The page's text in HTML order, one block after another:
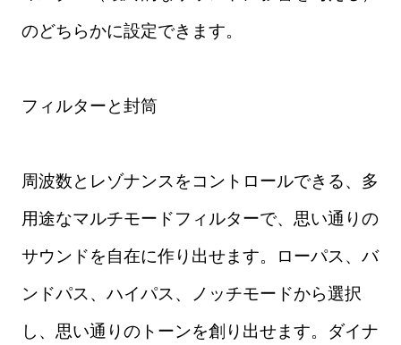
のどちらかに設定できます。
フィルターと封筒
周波数とレゾナンスをコントロールできる、多
用途なマルチモードフィルターで、思い通りの
サウンドを自在に作り出せます。ローパス、バ
ンドパス、ハイパス、ノッチモードから選択
し、思い通りのトーンを創り出せます。ダイナ